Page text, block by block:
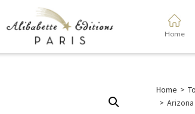
Home
Home >
> Arizona